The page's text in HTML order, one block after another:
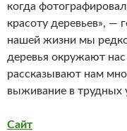
когда
красоту деревьев», —
нашей жизни мы
деревья окружают
рассказывают нам
выживание в трудных
Сайт